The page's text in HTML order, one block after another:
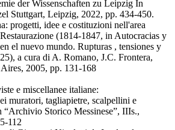
der Wissenschaften zu Leipzig In
Stuttgart, Leipzig, 2022, pp. 434-450.
progetti, idee e costituzioni nell'area
(1814-1847, in Autocracias y
el nuevo mundo. Rupturas , tensiones y
a cura di A. Romano, J.C. Frontera,
2005, pp. 131-168
e miscellanee italiane:
muratori, tagliapietre, scalpellini e
“Archivio Storico Messinese”, IIIs.,
112